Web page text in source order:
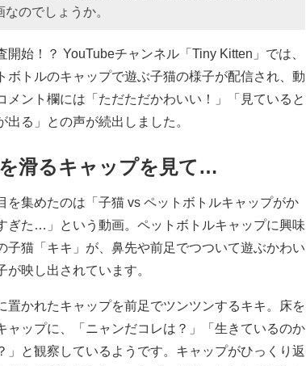
のでしょうか。
始！？ YouTubeチャンネル「Tiny Kitten」では、
ボトルのキャップで遊ぶ子猫の様子が配信され、動
メント欄には「ただただかわいい！」「見ていると
出る」との声が続出しました。
滑るキャップを見て…
集めたのは「子猫 vs ペットボトルキャップがか
ぎた…」という動画。ペットボトルキャップに興味
子猫「キキ」が、鼻先や前足でつついて遊ぶかわい
が映し出されています。
かれたキャップを前足でツンツンするキキ。床を
ャップに、「ニャンだコレは？」「生きているのか
」と観察しているようです。キャップがひっくり返